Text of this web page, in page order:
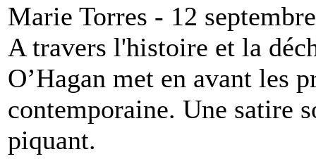
Marie Torres - 12
A travers l'histoire et la
O’Hagan met en avant les
contemporaine. Une satire
piquant.